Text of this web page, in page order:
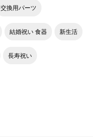
交換用パーツ
結婚祝い 食器 新生活
長寿祝い